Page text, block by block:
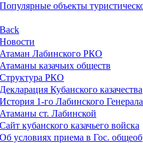
Популярные объекты
Back
Новости
Атаман Лабинского РКО
Атаманы казачьих обществ
Структура РКО
Декларация Кубанского казачества
История 1-го Лабинского
Атаманы ст. Лабинской
Cайт кубанского казачьего войска
Об условиях приема в Гос.